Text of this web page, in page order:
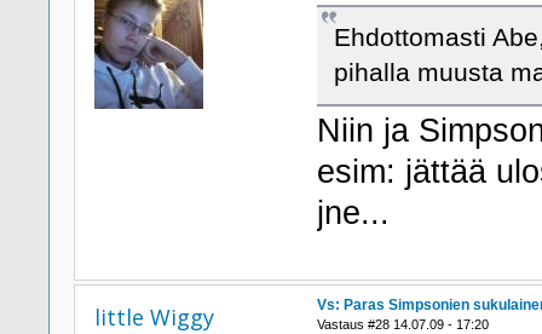
Ehdottomasti
pihalla muusta
Niin ja
esim: jättää
jne...
little Wiggy Vs: Paras Simpsonien
Vastaus #28 14.07.09 - 17:20